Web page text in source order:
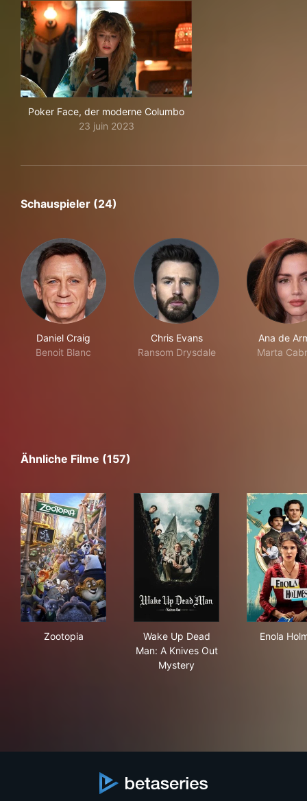
Poker Face, der moderne Columbo
23 juin 2023
Schauspieler (24)
Daniel Craig
Benoit Blanc
Chris Evans
Ransom Drysdale
Ana de
Marta
Ähnliche Filme (157)
Zootopia
Wake Up Dead
Man: A Knives Out
Mystery
Enola